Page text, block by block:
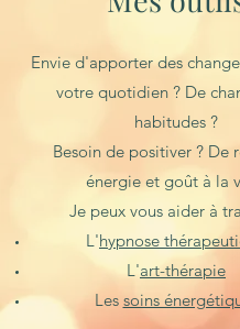
Envie d'apporter des
votre quotidien ? De
habitudes ?
Besoin de positiver ? De
énergie et goût à la
Je peux vous aider à
L'hypnose
L'art-thérapie
Les soins